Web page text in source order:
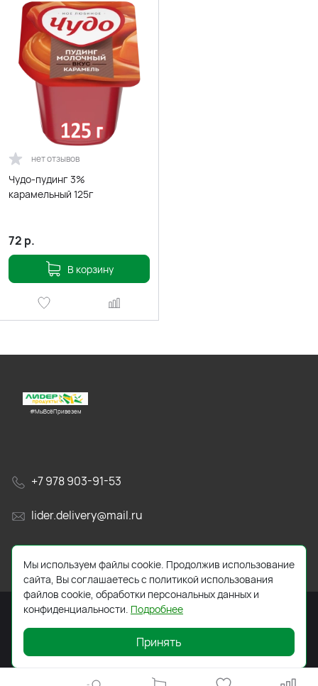
нет отзывов
Чудо-пудинг 3%
карамельный 125г
72 р.
В корзину
#МыВсёПривезем
+7 978 903-91-53
lider.delivery@mail.ru
просп. Генерала Острякова, 65А
2026 © Все права защищены. Работает наReadyScript
Мы используем файлы cookie. Продолжив использование
сайта, Вы соглашаетесь с политикой использования
файлов cookie, обработки персональных данных и
конфиденциальности. Подробнее
Принять